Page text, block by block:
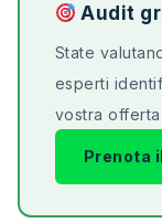
Audit
State
esperti
vostra
Prenota